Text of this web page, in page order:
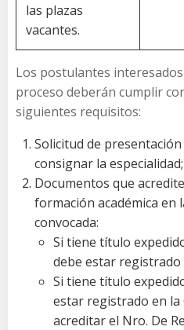
las plazas
vacantes.
Los postulantes
proceso deberán cumplir
siguientes requisitos:
Solicitud de
consignar la
Documentos que
formación académica en
convocada:
Si tiene título
debe estar registrado
Si tiene título
estar registrado en la
acreditar el Nro. De